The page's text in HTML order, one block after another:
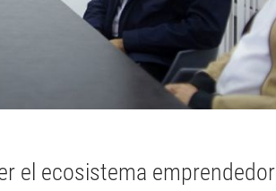
el ecosistema emprendedor